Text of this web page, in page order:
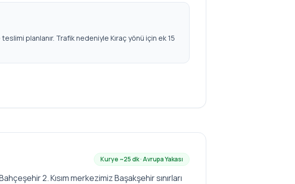
planlanır. Trafik nedeniyle Kıraç yönü için ek 15
Kurye ~25dk ·AvrupaYakası
2. Kısım merkezimiz Başakşehir sınırları